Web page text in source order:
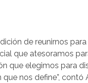
de reunirnos
que atesoramos
que elegimos para
nos define”, contó